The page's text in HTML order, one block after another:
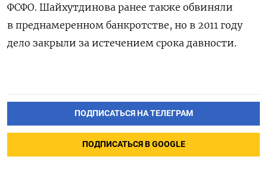
ФСФО. Шайхутдинова ранее также обвиняли
в преднамеренном банкротстве, но в 2011 году
дело закрыли за истечением срока давности.
ПОДПИСАТЬСЯ НА ТЕЛЕГРАМ
ПОДПИСАТЬСЯ В GOOGLE